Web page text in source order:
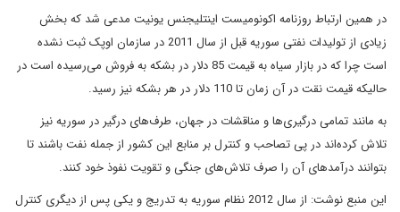
در همین ارتباط روزنامه اکونومیست اینتلیجنس یونیت مدعی شد که بخش
زیادی از تولیدات نفتی سوریه قبل از سال 2011 در سازمان اوپک ثبت نشده
است چرا که در بازار سیاه به قیمت 85 دلار در بشکه به فروش می‌رسیده است در
حالیکه قیمت نقت در آن زمان تا 110 دلار در هر بشکه نیز رسید.
به مانند تمامی درگیری‌ها و مناقشات در جهان، طرف‌های درگیر در سوریه نیز
تلاش کرده‌اند در پی تصاحب و کنترل بر منابع این کشور از جمله نفت باشند تا
بتوانند درآمدهای آن را صرف تلاش‌های جنگی و تقویت نفوذ خود کنند.
این منبع نوشت: از سال 2012 نظام سوریه به تدریج و یکی پس از دیگری کنترل